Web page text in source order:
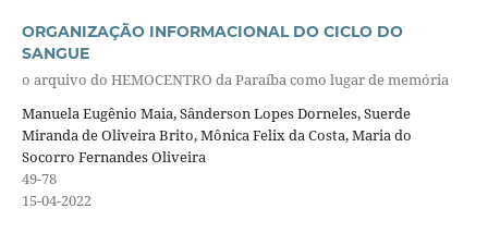
ORGANIZAÇÃO INFORMACIONAL DO CICLO DO
SANGUE
o arquivo do HEMOCENTRO da Paraíba como lugar de memória
Manuela Eugênio Maia, Sânderson Lopes Dorneles, Suerde
Miranda de Oliveira Brito, Mônica Felix da Costa, Maria do
Socorro Fernandes Oliveira
49-78
15-04-2022